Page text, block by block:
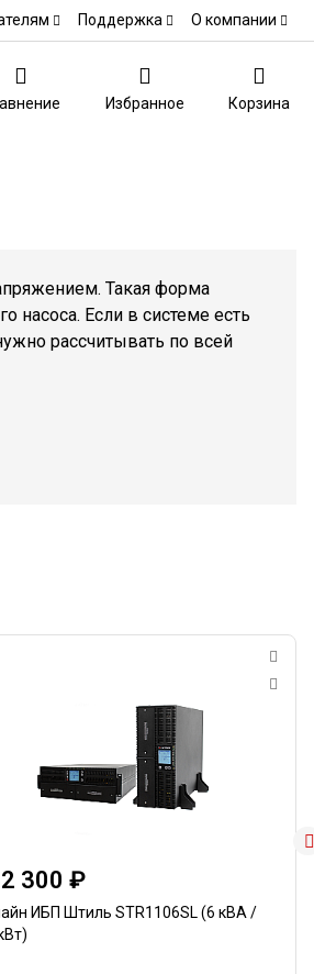
Поддержка О компании
Избранное Корзина
Такая форма
насоса. Если в системе есть
рассчитывать по всей
300 ₽
ИБП Штиль STR1106SL (6 кВА /